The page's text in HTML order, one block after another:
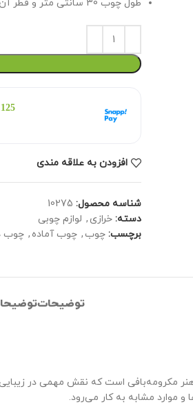
طول چوب 30 سانتی متر و قطر آن 2 میباشد.
افزودن به علاقه مندی
شناسه محصول: 10275
دسته: خرازی , لوازم چوبی
برچسب: چوب , چوب آماده , چوب
توضیحات
است که نقش مهمی در زیبایی و
و موارد مشابه به کار می‌رود.